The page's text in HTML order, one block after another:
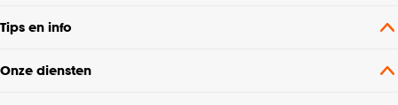
Tips en info
Onze diensten